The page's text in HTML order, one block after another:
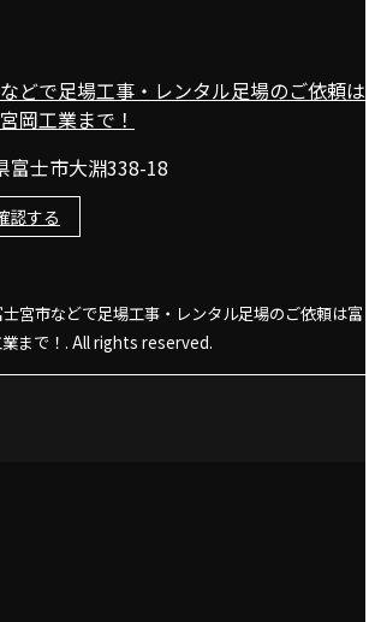
富士市大淵338-18
認する
宮市などで足場工事・レンタル足場のご依頼は富
まで！. All rights reserved.